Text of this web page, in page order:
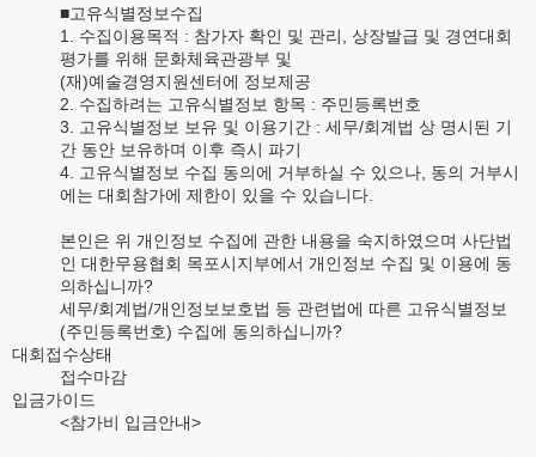
■고유식별정보수집
1. 수집이용목적 : 참가자 확인 및 관리, 상장발급 및 경연대회
평가를 위해 문화체육관광부 및
(재)예술경영지원센터에 정보제공
2. 수집하려는 고유식별정보 항목 : 주민등록번호
3. 고유식별정보 보유 및 이용기간 : 세무/회계법 상 명시된 기
간 동안 보유하며 이후 즉시 파기
4. 고유식별정보 수집 동의에 거부하실 수 있으나, 동의 거부시
에는 대회참가에 제한이 있을 수 있습니다.
본인은 위 개인정보 수집에 관한 내용을 숙지하였으며 사단법
인 대한무용협회 목포시지부에서 개인정보 수집 및 이용에 동
의하십니까?
세무/회계법/개인정보보호법 등 관련법에 따른 고유식별정보
(주민등록번호) 수집에 동의하십니까?
대회접수상태
접수마감
입금가이드
<참가비 입금안내>